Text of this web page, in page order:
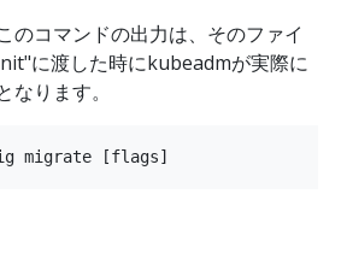
のコマンドの出力は、そのファイ
に渡した時にkubeadmが実際に
なります。